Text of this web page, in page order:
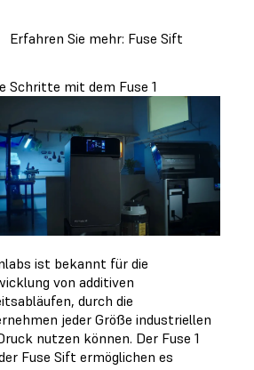
Erfahren Sie mehr: Fuse Sift
Schritte mit dem Fuse 1
ist bekannt für die
von additiven
durch die
jeder Größe industriellen
nutzen können. Der Fuse 1
Fuse Sift ermöglichen es